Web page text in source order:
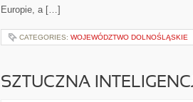
Europie, a […]
CATEGORIES: WOJEWÓDZTWO DOLNOŚLĄSKIE
SZTUCZNA